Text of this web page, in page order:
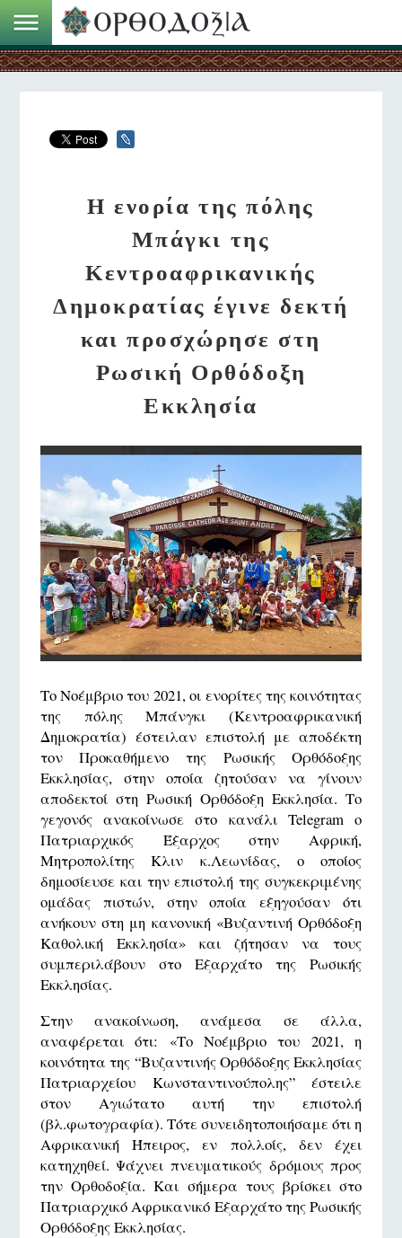
Η ενορία της πόλης
Μπάγκι της
Κεντροαφρικανικής
Δημοκρατίας έγινε δεκτή
και προσχώρησε στη
Ρωσική Ορθόδοξη
Εκκλησία
Το Νοέμβριο του 2021, οι ενορίτες της κοινότητας
της πόλης Μπάνγκι (Κεντροαφρικανική
Δημοκρατία) έστειλαν επιστολή με αποδέκτη
τον Προκαθήμενο της Ρωσικής Ορθόδοξης
Εκκλησίας, στην οποία ζητούσαν να γίνουν
αποδεκτοί στη Ρωσική Ορθόδοξη Εκκλησία. Το
γεγονός ανακοίνωσε στο κανάλι Telegram ο
Πατριαρχικός Έξαρχος στην Αφρική,
Μητροπολίτης Κλιν κ.Λεωνίδας, ο οποίος
δημοσίευσε και την επιστολή της συγκεκριμένης
ομάδας πιστών, στην οποία εξηγούσαν ότι
ανήκουν στη μη κανονική «Βυζαντινή Ορθόδοξη
Καθολική Εκκλησία» και ζήτησαν να τους
συμπεριλάβουν στο Εξαρχάτο της Ρωσικής
Εκκλησίας.
Στην ανακοίνωση, ανάμεσα σε άλλα,
αναφέρεται ότι: «Το Νοέμβριο του 2021, η
κοινότητα της “Βυζαντινής Ορθόδοξης Εκκλησίας
Πατριαρχείου Κωνσταντινούπολης” έστειλε
στον Αγιώτατο αυτή την επιστολή
(βλ.φωτογραφία). Τότε συνειδητοποιήσαμε ότι η
Αφρικανική Ήπειρος, εν πολλοίς, δεν έχει
κατηχηθεί. Ψάχνει πνευματικούς δρόμους προς
την Ορθοδοξία. Και σήμερα τους βρίσκει στο
Πατριαρχικό Αφρικανικό Εξαρχάτο της Ρωσικής
Ορθόδοξης Εκκλησίας.